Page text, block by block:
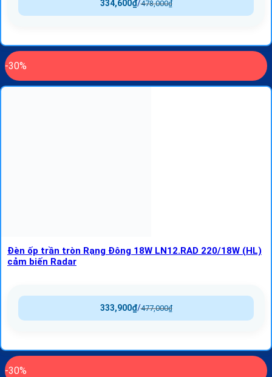
478,000₫
/
334,600₫
-30%
Đèn ốp trần tròn Rạng Đông 18W LN12.RAD 220/18W (HL)
cảm biến Radar
477,000₫
/
333,900₫
-30%